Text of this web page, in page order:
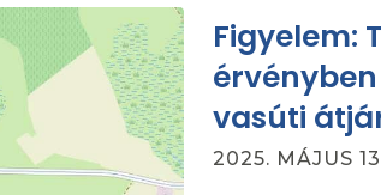
Figyelem:
vasúti
2025. MÁJUS